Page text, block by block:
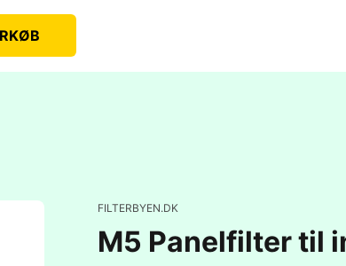
FILTERBYEN.DK
M5 Panelfilter til